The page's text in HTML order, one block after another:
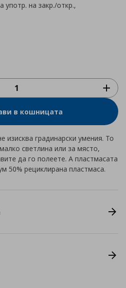
употр. на закр./откр.,
в кошницата
изисква градинарски умения. То
светлина или за място,
да го полеете. А пластмасата
50% рециклирана пластмаса.